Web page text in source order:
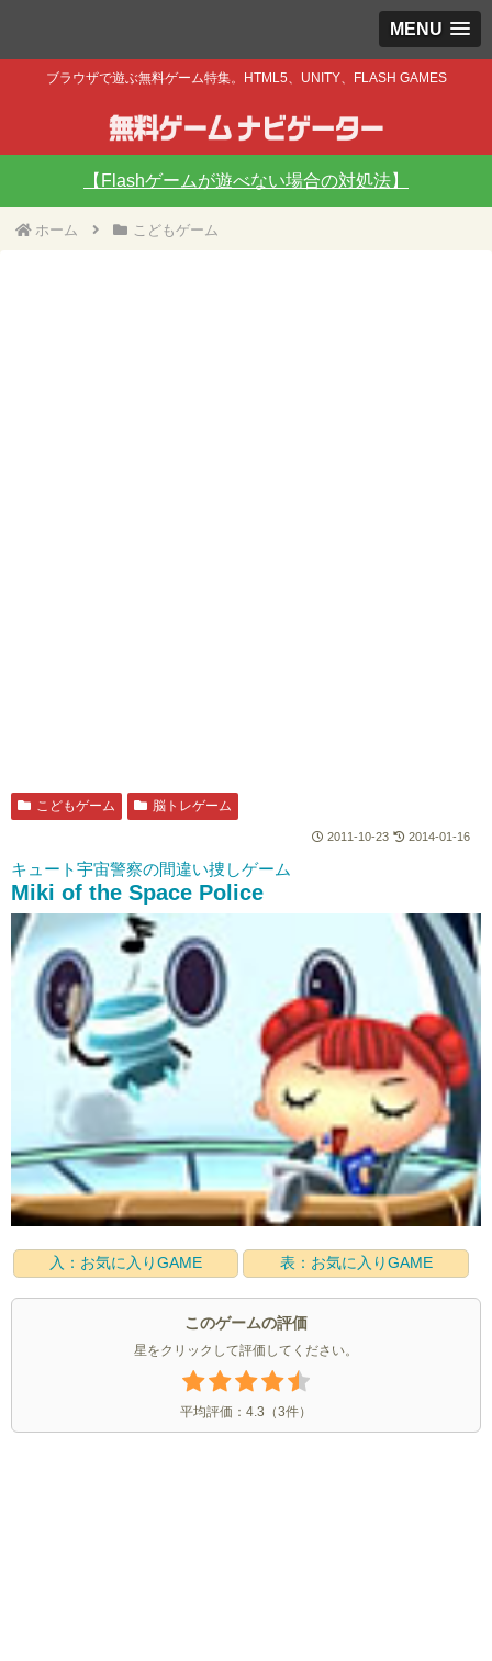
MENU
ブラウザで遊ぶ無料ゲーム特集。HTML5、UNITY、FLASH GAMES
【Flashゲームが遊べない場合の対処法】
ホーム こどもゲーム
こどもゲーム 脳トレゲーム
2011-10-23 2014-01-16
キュート宇宙警察の間違い捜しゲーム
Miki of the Space Police
入：お気に入りGAME 表：お気に入りGAME
このゲームの評価
星をクリックして評価してください。
平均評価： 4.3 （3件）